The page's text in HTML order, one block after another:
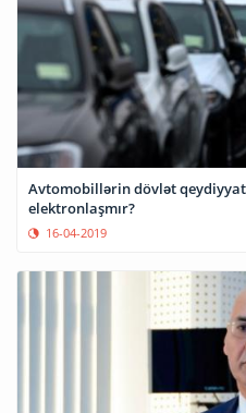
Avtomobillərin dövlət
elektronlaşmır?
16-04-2019